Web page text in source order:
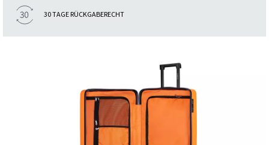
30 TAGE RÜCKGABERECHT